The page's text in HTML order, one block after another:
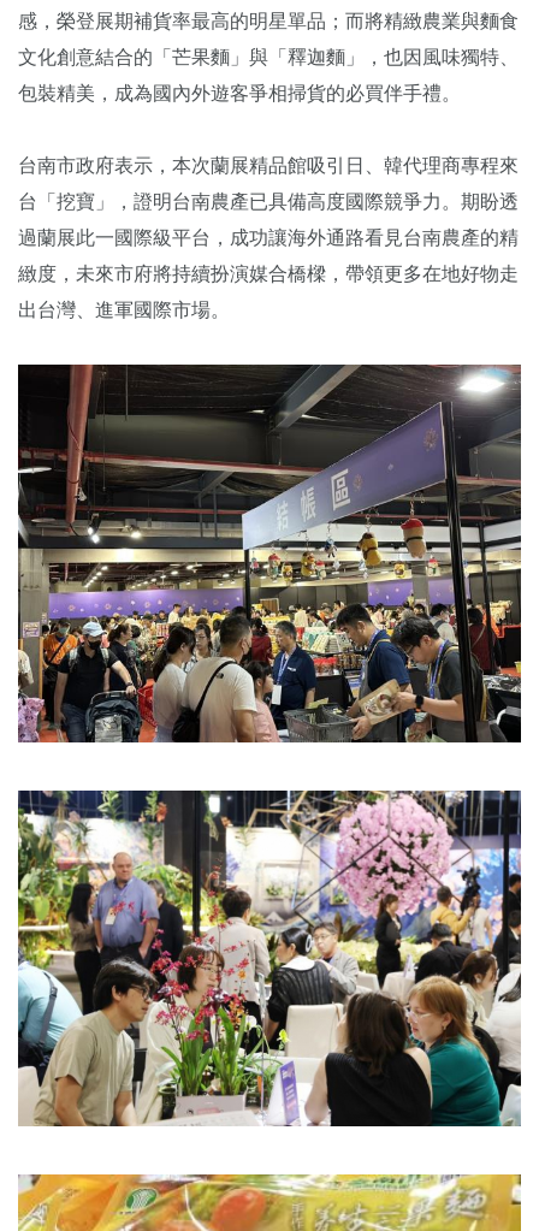
感，榮登展期補貨率最高的明星單品；而將精緻農業與麵食
文化創意結合的「芒果麵」與「釋迦麵」，也因風味獨特、
包裝精美，成為國內外遊客爭相掃貨的必買伴手禮。
台南市政府表示，本次蘭展精品館吸引日、韓代理商專程來
台「挖寶」，證明台南農產已具備高度國際競爭力。期盼透
過蘭展此一國際級平台，成功讓海外通路看見台南農產的精
緻度，未來市府將持續扮演媒合橋樑，帶領更多在地好物走
出台灣、進軍國際市場。